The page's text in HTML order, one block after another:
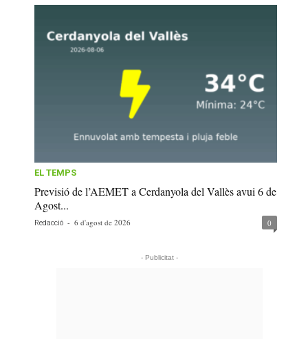
EL TEMPS
Previsió de l’AEMET a Cerdanyola del Vallès avui 6 de
Agost...
Redacció - 6 d'agost de 2026 0
- Publicitat -